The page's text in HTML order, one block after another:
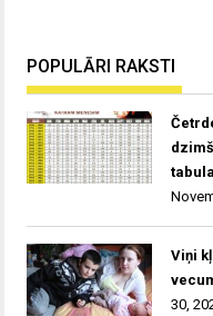
POPULĀRI RAKSTI
Viņi
30,